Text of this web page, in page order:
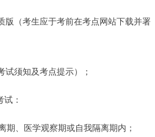
（考生应于考前在考点网站下载并署
须知及考点提示）；
：
、医学观察期或自我隔离期内；